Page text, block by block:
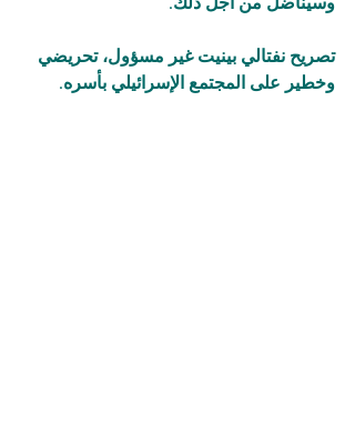
تصريح نفتالي بينيت غير مسؤول، تحريضي
وخطير على المجتمع الإسرائيلي بأسره.